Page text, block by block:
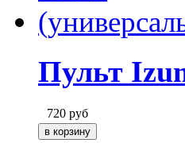
Пульт
720 руб